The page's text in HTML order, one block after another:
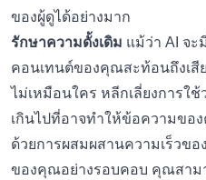
ของผู้ดูได้อย่างมาก
รักษาความดั้งเดิม แม้ว่า AI จะ
คอนเทนต์ของคุณสะท้อนถึงเ
ไม่เหมือนใคร หลีกเลี่ยงการใ
เกินไปที่อาจทำให้ข้อความของ
ด้วยการผสมผสานความเร็วขอ
ของคุณอย่างรอบคอบ คุณสาม